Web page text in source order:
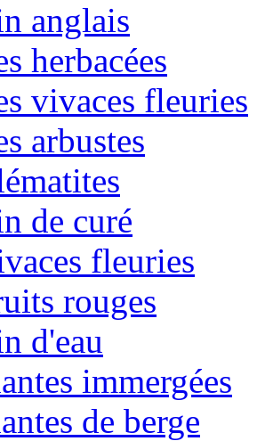
anglais
herbacées
vivaces fleuries
arbustes
de curé
fleuries
rouges
d'eau
immergées
de berge